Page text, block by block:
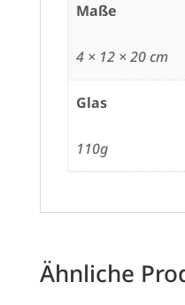
Maße
4 × 12 × 20 cm
Glas
110g
Ähnliche